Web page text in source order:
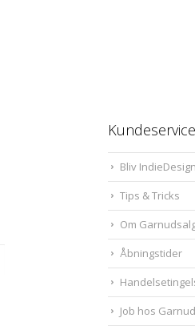
Kundeservice
Bliv
Tips & Tricks
Om
Åbningstider
Job hos